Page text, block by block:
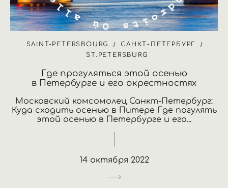
SAINT-PETERSBOURG
САНКТ-ПЕТЕРБУРГ
ST.PETERSBURG
Где прогуляться этой осенью
в Петербурге и его окрестностях
Московский комсомолец Санкт-Петербург:
Куда сходить осенью в Питере Где погулять
этой осенью в Петербурге и его...
14 октября 2022